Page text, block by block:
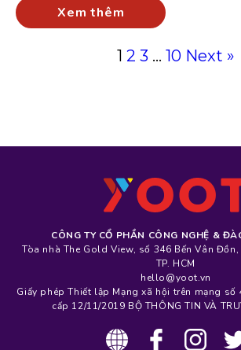
Xem thêm
1 2 3 … 10 Next »
CÔNG TY CỔ PHẦN CÔNG NGHỆ &
Tòa nhà The Gold View, số 346 Bến Vân Đồn,
TP. HCM
hello@yoot.vn
Giấy phép Thiết lập Mạng xã hội trên mạng số
cấp 12/11/2019 BỘ THÔNG TIN VÀ